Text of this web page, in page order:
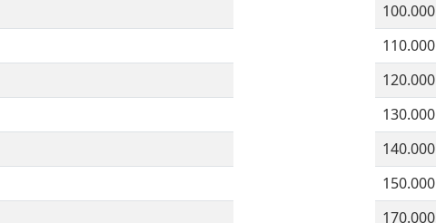
100.000
110.000
120.000
130.000
140.000
150.000
170.000